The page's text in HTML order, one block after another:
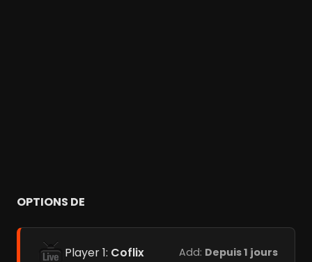
OPTIONS DE
Player 1: Coflix Add: Depuis 1 jours